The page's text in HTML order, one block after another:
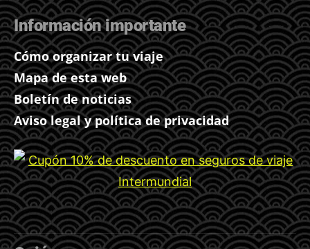
Información importante
Cómo organizar tu viaje
Mapa de esta web
Boletín de noticias
Aviso legal y política de privacidad